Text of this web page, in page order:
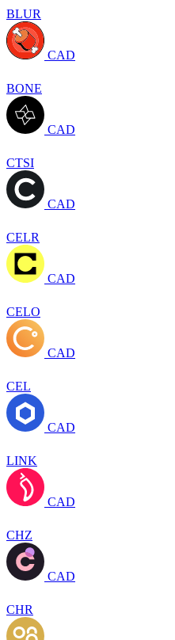
BLUR
CAD
BONE
CAD
CTSI
CAD
CELR
CAD
CELO
CAD
CEL
CAD
LINK
CAD
CHZ
CAD
CHR